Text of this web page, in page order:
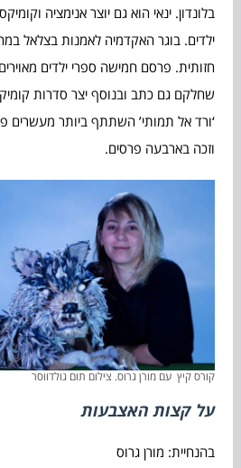
בלונדון. ינאי הוא גם יוצר אנימציה
ילדים. בוגר האקדמיה לאמנות בצלאל
חזותית. פרסם חמישה ספרי ילדים
שחלקם גם כתב ובנוסף יצר סדרות
‘ורד אל תמותי’ השתתף ביותר מעשרים
וזכה בארבעה פרסים.
קורס קיץ עם מורן גרוס. צילום תום גולדווסר
על קצות האצבעות
בהנחיית: מורן גרוס